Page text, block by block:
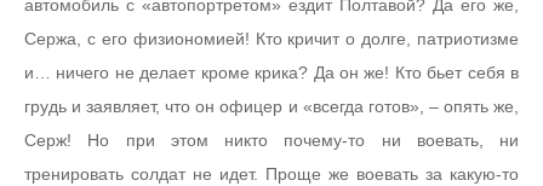
автомобиль с «автопортретом» ездит Полтавой? Да его же,
Сержа, с его физиономией! Кто кричит о долге, патриотизме
и… ничего не делает кроме крика? Да он же! Кто бьет себя в
грудь и заявляет, что он офицер и «всегда готов», – опять же,
Серж! Но при этом никто почему-то ни воевать, ни
тренировать солдат не идет. Проще же воевать за какую-то